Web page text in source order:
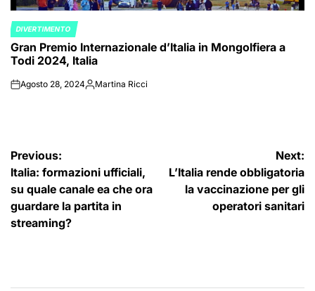
POSTED
IN
DIVERTIMENTO
Gran Premio Internazionale d’Italia in Mongolfiera a
Todi 2024, Italia
onAgosto 28, 2024PostedMartina Ricci
Navigazione
articoli
Previous:
Italia: formazioni ufficiali,
su quale canale ea che ora
guardare la partita in
streaming?
Next:
L’Italia rende obbligatoria
la vaccinazione per gli
operatori sanitari